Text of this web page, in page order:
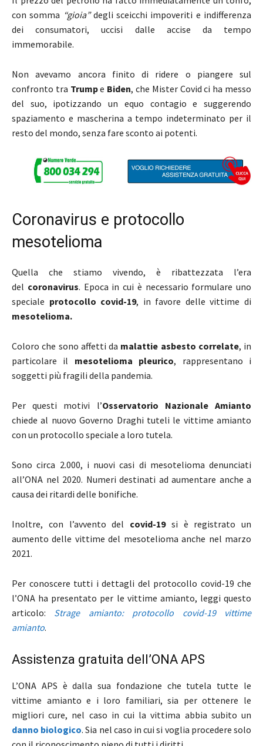
con somma “gioia”degli sceicchi impoveriti e indifferenza
dei consumatori, uccisi dalle accise da tempo
immemorabile.
Non avevamo ancora finito di ridere o piangere sul
confronto tra Trumpe Biden, che Mister Covid ci ha messo
del suo, ipotizzando un equo contagio e suggerendo
spaziamento e mascherina a tempo indeterminato per il
resto del mondo, senza fare sconto ai potenti.
Coronavirus e protocollo
mesotelioma
Quella che stiamo vivendo, è ribattezzata l’era
del coronavirus. Epoca in cui è necessario formulare uno
speciale protocollo covid-19, in favore delle vittime di
mesotelioma.
Coloro che sono affetti da malattie asbesto correlate, in
particolare il mesotelioma pleurico, rappresentano i
soggetti più fragili della pandemia.
Per questi motivi l’Osservatorio Nazionale Amianto
chiede al nuovo Governo Draghi tuteli le vittime amianto
con un protocollo speciale a loro tutela.
Sono circa 2.000, i nuovi casi di mesotelioma denunciati
all’ONA nel 2020. Numeri destinati ad aumentare anche a
causa dei ritardi delle bonifiche.
Inoltre, con l’avvento del covid-19 si è registrato un
aumento delle vittime del mesotelioma anche nel marzo
2021.
Per conoscere tutti i dettagli del protocollo covid-19 che
l’ONA ha presentato per le vittime amianto, leggi questo
articolo: Strage amianto: protocollo covid-19 vittime
amianto.
Assistenza gratuita dell’ONA APS
L’ONA APS è dalla sua fondazione che tutela tutte le
vittime amianto e i loro familiari, sia per ottenere le
migliori cure, nel caso in cui la vittima abbia subito un
danno biologico. Sia nel caso in cui si voglia procedere solo